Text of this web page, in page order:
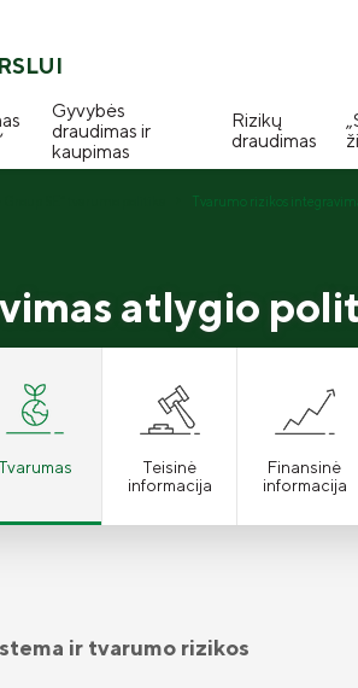
Gyvybės
draudimas ir
kaupimas
Rizikų
draudimas
Tvarumo rizikos
atlygio
Tvarumas
Teisinė
informacija
Finansinė
informacija
ir tvarumo rizikos